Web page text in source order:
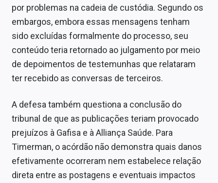
por problemas na cadeia de custódia. Segundo os
embargos, embora essas mensagens tenham
sido excluídas formalmente do processo, seu
conteúdo teria retornado ao julgamento por meio
de depoimentos de testemunhas que relataram
ter recebido as conversas de terceiros.
A defesa também questiona a conclusão do
tribunal de que as publicações teriam provocado
prejuízos à Gafisa e à Alliança Saúde. Para
Timerman, o acórdão não demonstra quais danos
efetivamente ocorreram nem estabelece relação
direta entre as postagens e eventuais impactos